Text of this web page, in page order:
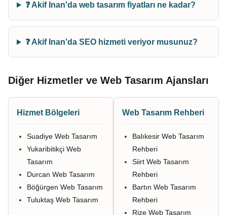
❓ Akif Inan'da web tasarım fiyatları ne kadar?
❓ Akif Inan'da SEO hizmeti veriyor musunuz?
Diğer Hizmetler ve Web Tasarım Ajansları
Hizmet Bölgeleri
Suadiye Web Tasarım
Yukaribitikçi Web
Tasarım
Durcan Web Tasarım
Böğürgen Web Tasarım
Tuluktaş Web Tasarım
Web Tasarım Rehberi
Balıkesir Web Tasarım
Rehberi
Siirt Web Tasarım
Rehberi
Bartın Web Tasarım
Rehberi
Rize Web Tasarım